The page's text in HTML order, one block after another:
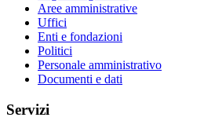
Aree amministrative
Uffici
Enti e fondazioni
Politici
Personale amministrativo
Documenti e dati
Servizi